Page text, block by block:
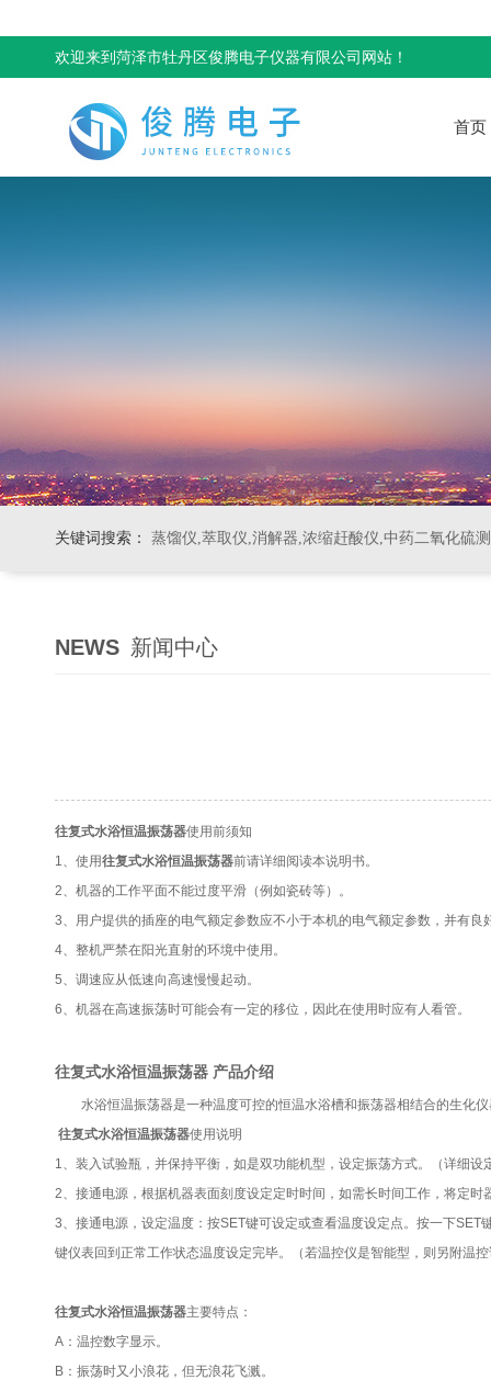
欢迎来到菏泽市牡丹区俊腾电子仪器有限公司网站！
首页
关键词搜索： 蒸馏仪,萃取仪,消解器,浓缩赶酸仪,中药二氧化硫
NEWS 新闻中心
往复式水浴恒温振荡器使用前须知
1、使用往复式水浴恒温振荡器前请详细阅读本说明书。
2、机器的工作平面不能过度平滑（例如瓷砖等）。
3、用户提供的插座的电气额定参数应不小于本机的电气额定参数，并有良
4、整机严禁在阳光直射的环境中使用。
5、调速应从低速向高速慢慢起动。
6、机器在高速振荡时可能会有一定的移位，因此在使用时应有人看管。
往复式水浴恒温振荡器 产品介绍
水浴恒温振荡器是一种温度可控的恒温水浴槽和振荡器相结合的生化
往复式水浴恒温振荡器使用说明
1、装入试验瓶，并保持平衡，如是双功能机型，设定振荡方式。（详细设
2、接通电源，根据机器表面刻度设定定时时间，如需长时间工作，将定时
3、接通电源，设定温度：按SET键可设定或查看温度设定点。按一下SET
键仪表回到正常工作状态温度设定完毕。（若温控仪是智能型，则另附温
往复式水浴恒温振荡器主要特点：
A：温控数字显示。
B：振荡时又小浪花，但无浪花飞溅。